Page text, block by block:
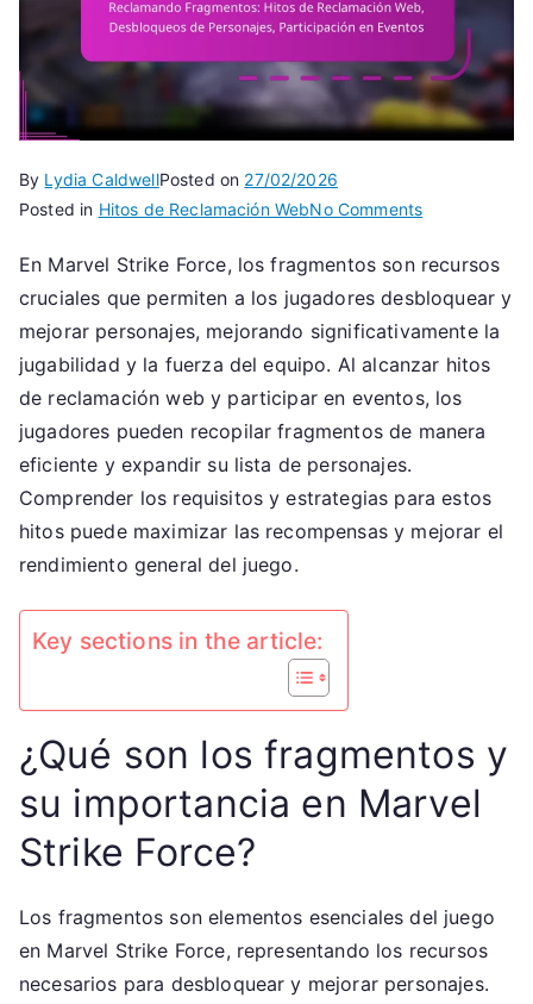
By Lydia CaldwellPosted on 27/02/2026
Posted in Hitos de Reclamación WebNo Commentson
Fragmentos:
Hitos
de
Reclamación
Web,
de
Participación
en
En Marvel Strike Force, los fragmentos son recursos
cruciales que permiten a los jugadores desbloquear y
mejorar personajes, mejorando significativamente la
jugabilidad y la fuerza del equipo. Al alcanzar hitos
de reclamación web y participar en eventos, los
jugadores pueden recopilar fragmentos de manera
eficiente y expandir su lista de personajes.
Comprender los requisitos y estrategias para estos
hitos puede maximizar las recompensas y mejorar el
rendimiento general del juego.
Key sections in the article:
¿Qué son los fragmentos y
su importancia en Marvel
Strike Force?
Los fragmentos son elementos esenciales del juego
en Marvel Strike Force, representando los recursos
necesarios para desbloquear y mejorar personajes.